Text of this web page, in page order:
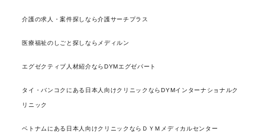
介護の求人・案件探しなら介護サーチプラス
医療福祉のしごと探しならメディルン
エグゼクティブ人材紹介ならDYMエグゼパート
タイ・バンコクにある日本人向けクリニックならDYMインターナショナルク
リニック
ベトナムにある日本人向けクリニックならＤＹＭメディカルセンター